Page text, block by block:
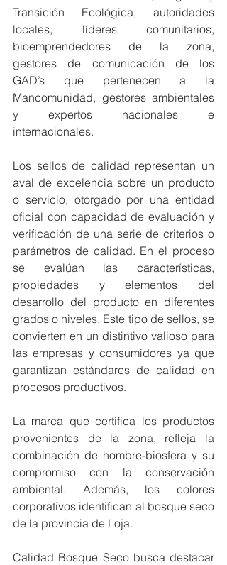
Transición Ecológica, autoridades
locales, líderes comunitarios,
bioemprendedores de la zona,
gestores de comunicación de los
GAD’s que pertenecen a la
Mancomunidad, gestores ambientales
y expertos nacionales e
internacionales.
Los sellos de calidad representan un
aval de excelencia sobre un producto
o servicio, otorgado por una entidad
oficial con capacidad de evaluación y
verificación de una serie de criterios o
parámetros de calidad. En el proceso
se evalúan las características,
propiedades y elementos del
desarrollo del producto en diferentes
grados o niveles. Este tipo de sellos, se
convierten en un distintivo valioso para
las empresas y consumidores ya que
garantizan estándares de calidad en
procesos productivos.
La marca que certifica los productos
provenientes de la zona, refleja la
combinación de hombre-biosfera y su
compromiso con la conservación
ambiental. Además, los colores
corporativos identifican al bosque seco
de la provincia de Loja.
Calidad Bosque Seco busca destacar